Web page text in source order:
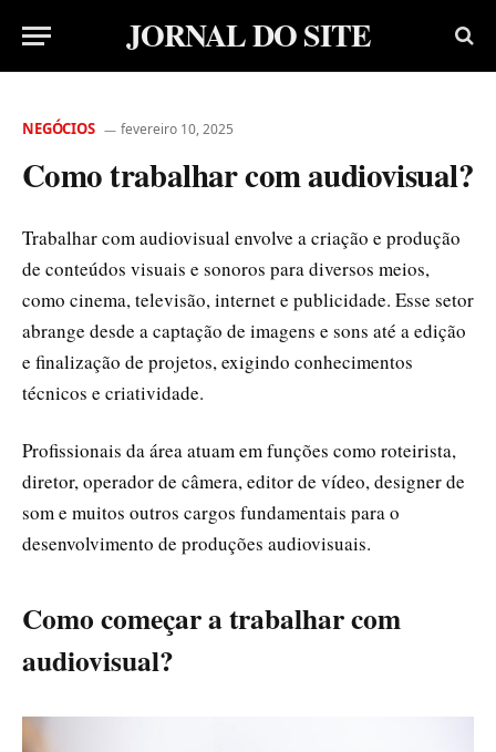
JORNAL DO SITE
NEGÓCIOS fevereiro 10, 2025
Como trabalhar com audiovisual?
Trabalhar com audiovisual envolve a criação e produção
de conteúdos visuais e sonoros para diversos meios,
como cinema, televisão, internet e publicidade. Esse setor
abrange desde a captação de imagens e sons até a edição
e finalização de projetos, exigindo conhecimentos
técnicos e criatividade.
Profissionais da área atuam em funções como roteirista,
diretor, operador de câmera, editor de vídeo, designer de
som e muitos outros cargos fundamentais para o
desenvolvimento de produções audiovisuais.
Como começar a trabalhar com
audiovisual?